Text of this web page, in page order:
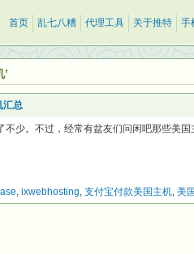
首页 乱七八糟 代理工具 关于推特 手
汇总
不少。不过，经常有盆友们问闲吧那些美
, ixwebhosting, 支付宝付款美国主机, 美